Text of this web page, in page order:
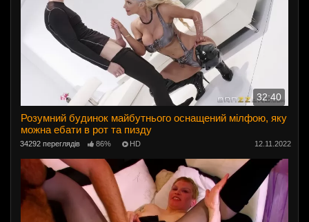
32:40
Розумний будинок майбутнього оснащений мілфою, яку
можна ебати в рот та пизду
34292 переглядів 86% HD 12.11.2022